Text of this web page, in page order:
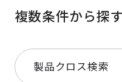
複数条件から探す
製品クロス検索